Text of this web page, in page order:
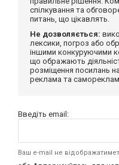
спілкування та
питань, що цікавлять.
Не дозволяється:
лексики, погроз або
іншими конкуруючими
що ображають
розміщення посилань
реклама та
Введіть email:
Ваш e-mail не